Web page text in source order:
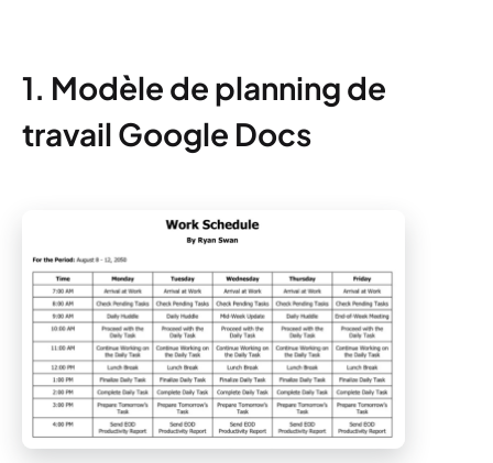
1. Modèle de planning de
travail Google Docs